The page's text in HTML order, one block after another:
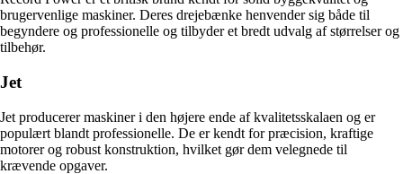
brugervenlige maskiner. Deres drejebænke henvender sig både til
begyndere og professionelle og tilbyder et bredt udvalg af størrelser og
tilbehør.
Jet
Jet producerer maskiner i den højere ende af kvalitetsskalaen og er
populært blandt professionelle. De er kendt for præcision, kraftige
motorer og robust konstruktion, hvilket gør dem velegnede til
krævende opgaver.